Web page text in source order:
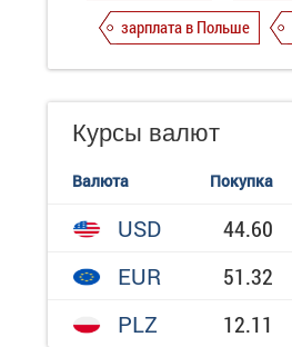
зарплата в Польше
Курсы валют
Валюта Покупка
USD 44.60
EUR
51.32
PLZ
12.11